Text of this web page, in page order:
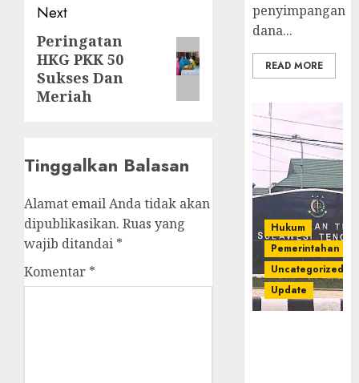
Next
Next
post:
Peringatan
HKG PKK 50
Sukses Dan
Meriah
Tinggalkan Balasan
Alamat email Anda tidak akan
dipublikasikan. Ruas yang
wajib ditandai *
Komentar *
penyimpangan
dana...
READ MORE
Hukum
Pemerintahan
Uncategorized
Update